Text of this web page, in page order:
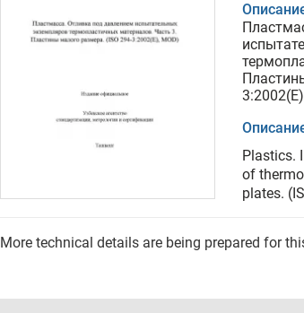
Plastics.
of
plates.
More technical details are being prepared for